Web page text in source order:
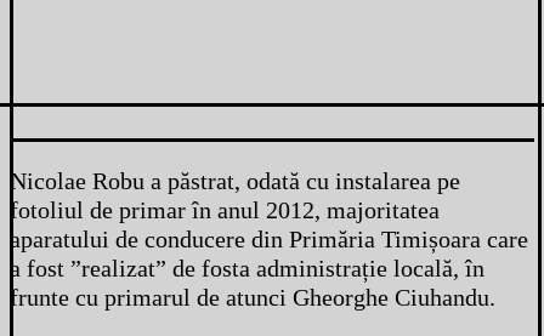
Nicolae Robu a păstrat, odată cu instalarea pe
fotoliul de primar în anul 2012, majoritatea
aparatului de conducere din Primăria Timișoara care
a fost ”realizat” de fosta administrație locală, în
frunte cu primarul de atunci Gheorghe Ciuhandu.